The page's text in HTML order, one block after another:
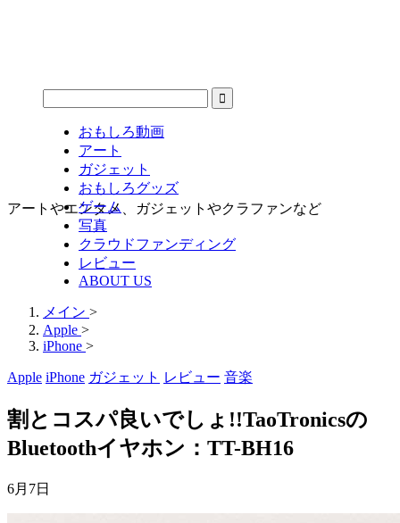
アートやエンタメ、ガジェットやクラファンなど
おもしろ動画
アート
ガジェット
おもしろグッズ
ゲーム
写真
クラウドファンディング
レビュー
ABOUT US
メイン >
Apple >
iPhone >
Apple iPhone ガジェット レビュー 音楽
割とコスパ良いでしょ!!TaoTronicsの
Bluetoothイヤホン：TT-BH16
6月7日